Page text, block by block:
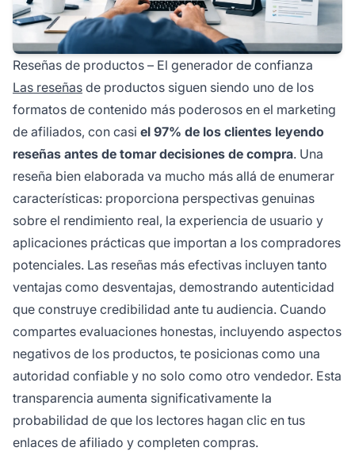
Reseñas de productos – El generador de confianza
Las reseñas de productos siguen siendo uno de los
formatos de contenido más poderosos en el marketing
de afiliados, con casi el 97% de los clientes leyendo
reseñas antes de tomar decisiones de compra. Una
reseña bien elaborada va mucho más allá de enumerar
características: proporciona perspectivas genuinas
sobre el rendimiento real, la experiencia de usuario y
aplicaciones prácticas que importan a los compradores
potenciales. Las reseñas más efectivas incluyen tanto
ventajas como desventajas, demostrando autenticidad
que construye credibilidad ante tu audiencia. Cuando
compartes evaluaciones honestas, incluyendo aspectos
negativos de los productos, te posicionas como una
autoridad confiable y no solo como otro vendedor. Esta
transparencia aumenta significativamente la
probabilidad de que los lectores hagan clic en tus
enlaces de afiliado y completen compras.